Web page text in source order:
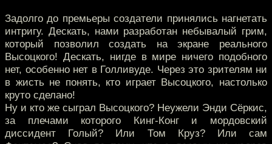
Задолго до премьеры создатели принялись нагнетать
интригу. Дескать, нами разработан небывалый грим,
который позволил создать на экране реального
Высоцкого! Дескать, нигде в мире ничего подобного
нет, особенно нет в Голливуде. Через это зрителям ни
в жисть не понять, кто играет Высоцкого, настолько
круто сделано!
Ну и кто же сыграл Высоцкого? Неужели Энди Сёркис,
за плечами которого Кинг-Конг и мордовский
диссидент Голый? Или Том Круз? Или сам